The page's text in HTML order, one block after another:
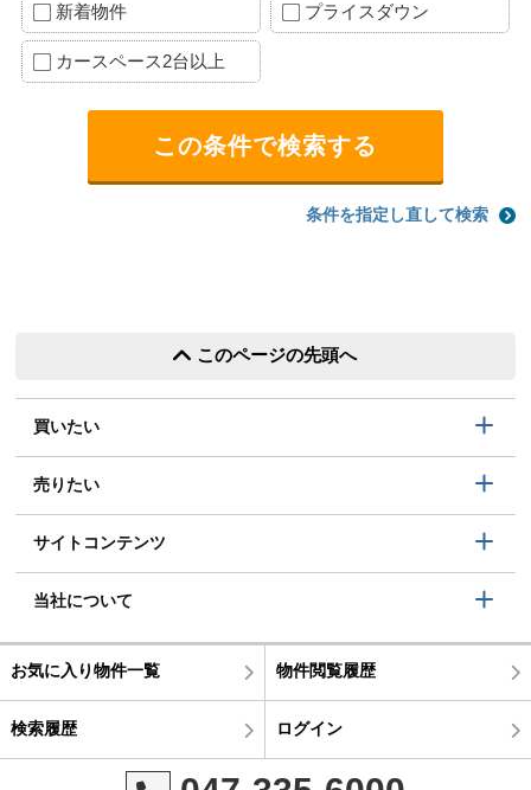
新着物件 プライスダウン
カースペース2台以上
条件を指定し直して検索
このページの先頭へ
買いたい
売りたい
サイトコンテンツ
当社について
お気に入り物件一覧 物件閲覧履歴
検索履歴 ログイン